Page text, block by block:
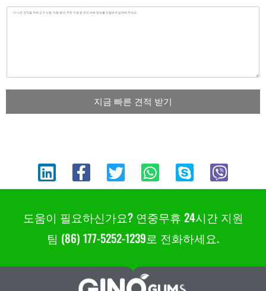
지금 빠른 견적 받기
크
드
인
a
c
e
o
o
-
f
위
터
h
a
t
a
p
p
k
y
p
i
b
e
도움이 필요하신가요? 연중무휴 24시간 지원
팀 (86) 177-5252-1239로 전화하세요.